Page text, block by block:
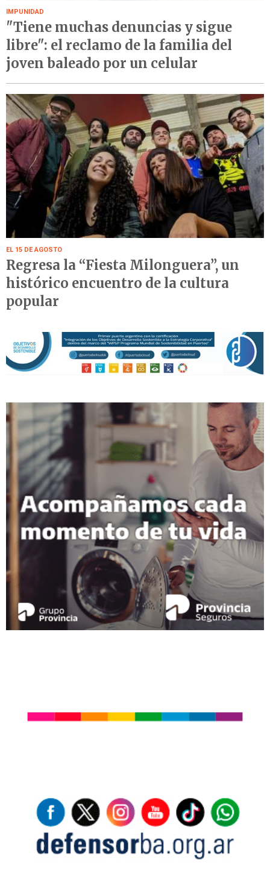
IMPUNIDAD
"Tiene muchas denuncias y sigue
libre": el reclamo de la familia del
joven baleado por un celular
EL 15 DE AGOSTO
Regresa la “Fiesta Milonguera”, un
histórico encuentro de la cultura
popular